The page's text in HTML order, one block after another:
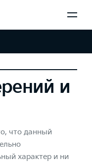
и
что данный
характер и ни